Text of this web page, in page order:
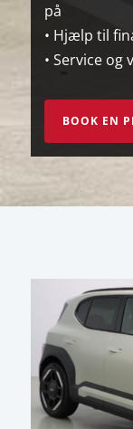
på
• Hjælp til
• Service
BOOK EN